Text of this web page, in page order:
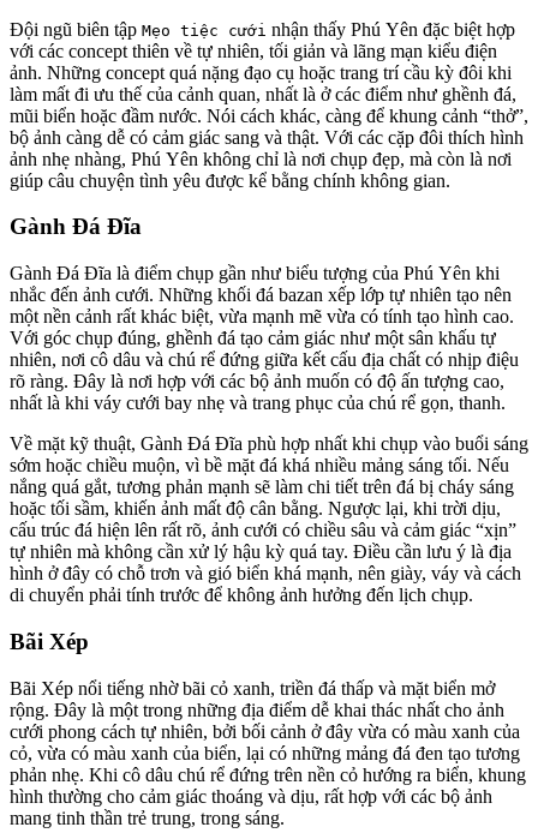
Đội ngũ biên tập Mẹo tiệc cưới nhận thấy Phú Yên đặc biệt hợp
với các concept thiên về tự nhiên, tối giản và lãng mạn kiểu điện
ảnh. Những concept quá nặng đạo cụ hoặc trang trí cầu kỳ đôi khi
làm mất đi ưu thế của cảnh quan, nhất là ở các điểm như ghềnh đá,
mũi biển hoặc đầm nước. Nói cách khác, càng để khung cảnh “thở”,
bộ ảnh càng dễ có cảm giác sang và thật. Với các cặp đôi thích hình
ảnh nhẹ nhàng, Phú Yên không chỉ là nơi chụp đẹp, mà còn là nơi
giúp câu chuyện tình yêu được kể bằng chính không gian.
Gành Đá Đĩa
Gành Đá Đĩa là điểm chụp gần như biểu tượng của Phú Yên khi
nhắc đến ảnh cưới. Những khối đá bazan xếp lớp tự nhiên tạo nên
một nền cảnh rất khác biệt, vừa mạnh mẽ vừa có tính tạo hình cao.
Với góc chụp đúng, ghềnh đá tạo cảm giác như một sân khấu tự
nhiên, nơi cô dâu và chú rể đứng giữa kết cấu địa chất có nhịp điệu
rõ ràng. Đây là nơi hợp với các bộ ảnh muốn có độ ấn tượng cao,
nhất là khi váy cưới bay nhẹ và trang phục của chú rể gọn, thanh.
Về mặt kỹ thuật, Gành Đá Đĩa phù hợp nhất khi chụp vào buổi sáng
sớm hoặc chiều muộn, vì bề mặt đá khá nhiều mảng sáng tối. Nếu
nắng quá gắt, tương phản mạnh sẽ làm chi tiết trên đá bị cháy sáng
hoặc tối sầm, khiến ảnh mất độ cân bằng. Ngược lại, khi trời dịu,
cấu trúc đá hiện lên rất rõ, ảnh cưới có chiều sâu và cảm giác “xịn”
tự nhiên mà không cần xử lý hậu kỳ quá tay. Điều cần lưu ý là địa
hình ở đây có chỗ trơn và gió biển khá mạnh, nên giày, váy và cách
di chuyển phải tính trước để không ảnh hưởng đến lịch chụp.
Bãi Xép
Bãi Xép nổi tiếng nhờ bãi cỏ xanh, triền đá thấp và mặt biển mở
rộng. Đây là một trong những địa điểm dễ khai thác nhất cho ảnh
cưới phong cách tự nhiên, bởi bối cảnh ở đây vừa có màu xanh của
cỏ, vừa có màu xanh của biển, lại có những mảng đá đen tạo tương
phản nhẹ. Khi cô dâu chú rể đứng trên nền cỏ hướng ra biển, khung
hình thường cho cảm giác thoáng và dịu, rất hợp với các bộ ảnh
mang tinh thần trẻ trung, trong sáng.